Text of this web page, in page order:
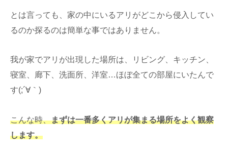
とは言っても、家の中にいるアリがどこから侵入してい
るのか探るのは簡単な事ではありません。
我が家でアリが出現した場所は、リビング、キッチン、
寝室、廊下、洗面所、洋室…ほぼ全ての部屋にいたんで
す(;´∀｀)
こんな時、まずは一番多くアリが集まる場所をよく観察
します。